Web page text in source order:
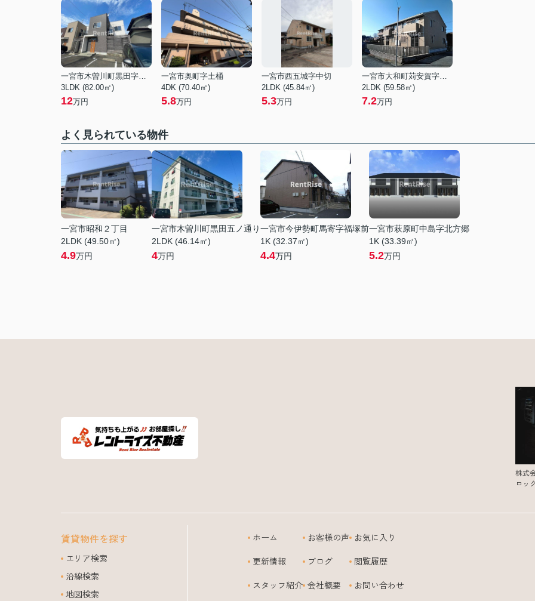
一宮市木曽川町黒田字酉新田西ノ切
3LDK (82.00㎡)
12万円
一宮市奥町字土桶
4DK (70.40㎡)
5.8万円
一宮市西五城字中切
2LDK (45.84㎡)
5.3万円
一宮市大和町苅安賀字火口上
2LDK (59.58㎡)
7.2万円
よく見られている物件
一宮市昭和２丁目
2LDK (49.50㎡)
4.9万円
一宮市木曽川町黒田五ノ通り
2LDK (46.14㎡)
4万円
一宮市今伊勢町馬寄字福塚前
1K (32.37㎡)
4.4万円
一宮市萩原町中島字北方郷
1K (33.39㎡)
5.2万円
株式
ロッ
賃貸物件を探す
エリア検索
沿線検索
地図検索
ホーム
更新情報
スタッフ紹介
お客様の声
ブログ
会社概要
お気に入り
閲覧履歴
お問い合わせ